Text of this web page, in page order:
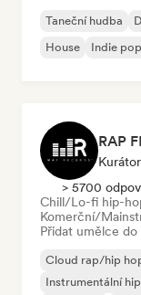
Taneční hudba
House
Indie pop
> 5700
Chill/Lo-fi hip-
Komerční/
Přidat umělce
Cloud rap/hip
Instrumentální